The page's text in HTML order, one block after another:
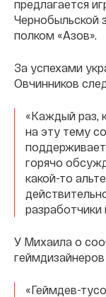
предлагается
Чернобыльской
полком «Азов».
За успехами
Овчинников
«Каждый раз,
на эту тему
горячо
какой-то
разработчики
У Михаила о
«Геймдев-